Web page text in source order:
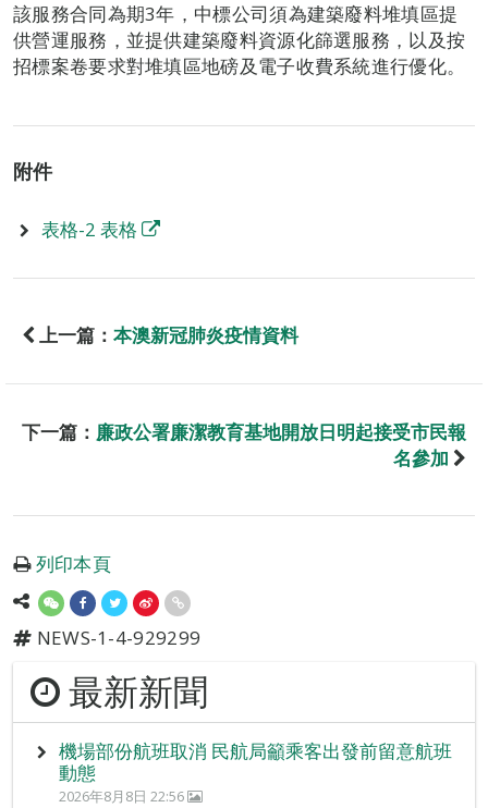
該服務合同為期3年，中標公司須為建築廢料堆填區提
供營運服務，並提供建築廢料資源化篩選服務，以及按
招標案卷要求對堆填區地磅及電子收費系統進行優化。
附件
表格-2 表格
上一篇： 本澳新冠肺炎疫情資料
下一篇： 廉政公署廉潔教育基地開放日明起接受市民報
名參加
列印本頁
NEWS-1-4-929299
最新新聞
機場部份航班取消 民航局籲乘客出發前留意航班
動態
2026年8月8日 22:56